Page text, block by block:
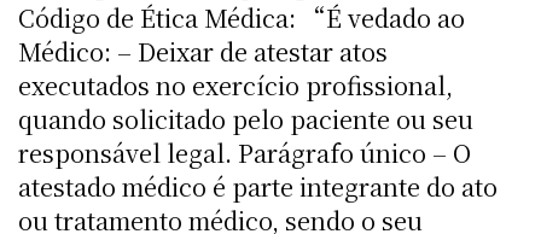
Código de Ética Médica: “É vedado ao
Médico: – Deixar de atestar atos
executados no exercício profissional,
quando solicitado pelo paciente ou seu
responsável legal. Parágrafo único – O
atestado médico é parte integrante do ato
ou tratamento médico, sendo o seu